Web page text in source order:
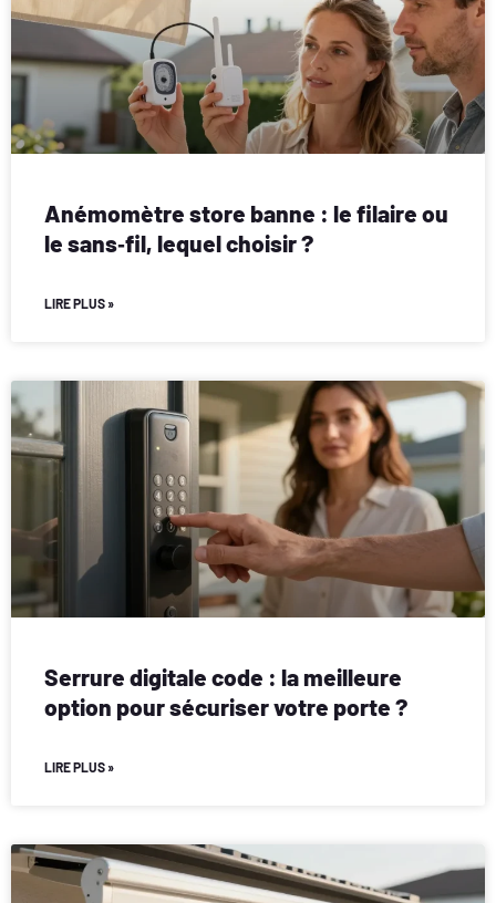
Anémomètre store banne : le filaire ou
le sans‑fil, lequel choisir ?
LIRE PLUS »
Serrure digitale code : la meilleure
option pour sécuriser votre porte ?
LIRE PLUS »